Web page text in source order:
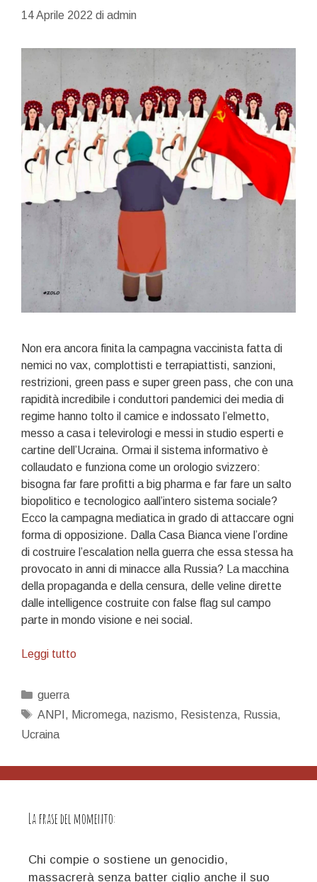
14 Aprile 2022 di admin
Non era ancora finita la campagna vaccinista fatta di
nemici no vax, complottisti e terrapiattisti, sanzioni,
restrizioni, green pass e super green pass, che con una
rapidità incredibile i conduttori pandemici dei media di
regime hanno tolto il camice e indossato l’elmetto,
messo a casa i televirologi e messi in studio esperti e
cartine dell’Ucraina. Ormai il sistema informativo è
collaudato e funziona come un orologio svizzero:
bisogna far fare profitti a big pharma e far fare un salto
biopolitico e tecnologico aall’intero sistema sociale?
Ecco la campagna mediatica in grado di attaccare ogni
forma di opposizione. Dalla Casa Bianca viene l’ordine
di costruire l’escalation nella guerra che essa stessa ha
provocato in anni di minacce alla Russia? La macchina
della propaganda e della censura, delle veline dirette
dalle intelligence costruite con false flag sul campo
parte in mondo visione e nei social.
Leggi tuttoSieg
heil
ciao…
25
aprile
Categorie
guerra
Tag
ANPI , Micromega, nazismo, Resistenza, Russia,
Ucraina
La frase del momento:
Chi compie o sostiene un genocidio,
massacrerà senza batter ciglio anche il suo